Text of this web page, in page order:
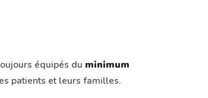
équipés du minimum
patients et leurs familles.